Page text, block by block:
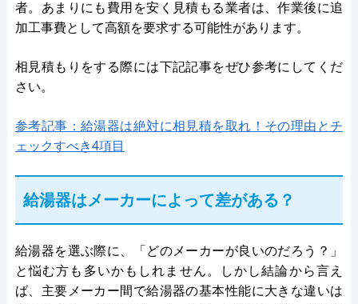
者。あまりにも費用を安く見積もる業者は、作業後に追
加工事費として高額を要求する可能性があります。
相見積もりをする際には下記記事をぜひ参考にしてくだ
さい。
参考記事：給湯器は絶対に相見積を取れ！その理由とチ
ェックすべき4項目
給湯器はメーカーによって差がある？
給湯器を選ぶ際に、「どのメーカーが良いのだろう？」
と悩む方も多いかもしれません。しかし結論から言え
ば、主要メーカー間で給湯器の基本性能に大きな違いは